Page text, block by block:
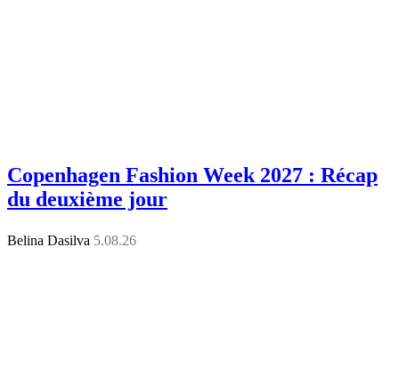
Copenhagen Fashion Week 2027 : Récap
du deuxième jour
Belina Dasilva 5.08.26